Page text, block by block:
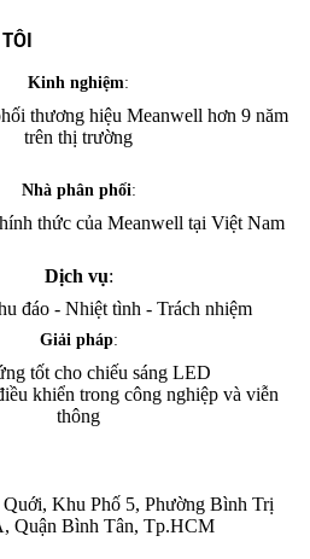
Kinh nghiệm:
thương hiệu Meanwell hơn 9 năm
trên thị trường
Nhà phân phối:
thức của Meanwell tại Việt Nam
Dịch vụ:
đáo - Nhiệt tình - Trách nhiệm
Giải pháp:
tốt cho chiếu sáng LED
khiển trong công nghiệp và viễn
thông
Khu Phố 5, Phường Bình Trị
Quận Bình Tân, Tp.HCM